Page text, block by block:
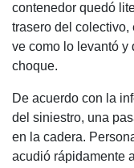
contenedor quedó
trasero del colectivo,
ve como lo levantó y
choque.
De acuerdo con la
del siniestro, una
en la cadera.
acudió rápidamente